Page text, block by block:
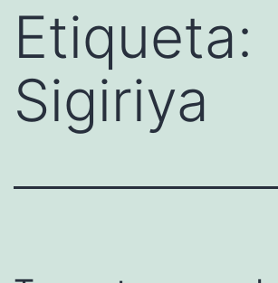
Etiqueta:
Sigiriya